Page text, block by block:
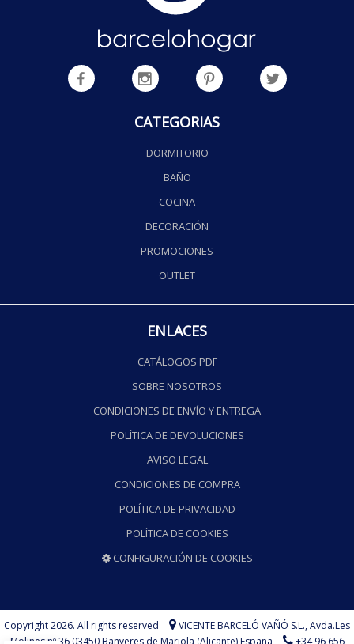
CATEGORIAS
DORMITORIO
BAÑO
COCINA
DECORACIÓN
PROMOCIONES
OUTLET
ENLACES
CATÁLOGOS PDF
SOBRE NOSOTROS
CONDICIONES DE ENVÍO Y ENTREGA
POLÍTICA DE DEVOLUCIONES
AVISO LEGAL
CONDICIONES DE COMPRA
POLÍTICA DE PRIVACIDAD
POLÍTICA DE COOKIES
CONFIGURACIÓN DE COOKIES
Copyright 2026. All rights reserved VICENTE BARCELÓ VAÑÓ S.L.,Avda.Les